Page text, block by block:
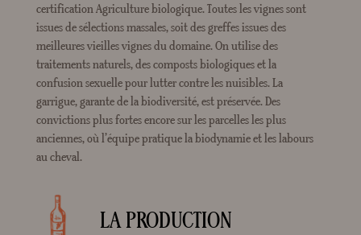
certification Agriculture biologique. Toutes les vignes sont
issues de sélections massales, soit des greffes issues des
meilleures vieilles vignes du domaine. On utilise des
traitements naturels, des composts biologiques et la
confusion sexuelle pour lutter contre les nuisibles. La
garrigue, garante de la biodiversité, est préservée. Des
convictions plus fortes encore sur les parcelles les plus
anciennes, où l’équipe pratique la biodynamie et les labours
au cheval.
LA PRODUCTION